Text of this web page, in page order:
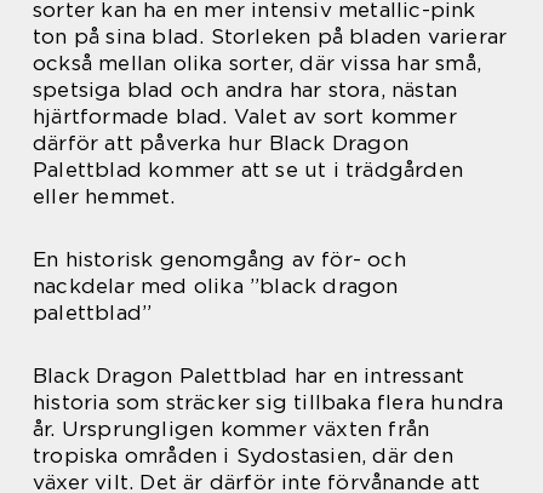
sorter kan ha en mer intensiv metallic-pink
ton på sina blad. Storleken på bladen varierar
också mellan olika sorter, där vissa har små,
spetsiga blad och andra har stora, nästan
hjärtformade blad. Valet av sort kommer
därför att påverka hur Black Dragon
Palettblad kommer att se ut i trädgården
eller hemmet.
En historisk genomgång av för- och
nackdelar med olika ”black dragon
palettblad”
Black Dragon Palettblad har en intressant
historia som sträcker sig tillbaka flera hundra
år. Ursprungligen kommer växten från
tropiska områden i Sydostasien, där den
växer vilt. Det är därför inte förvånande att